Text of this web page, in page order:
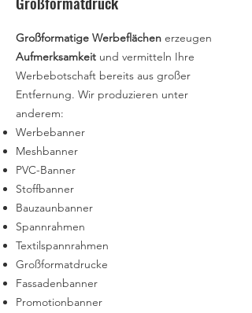
Großformatige Werbeflächen erzeugen
Aufmerksamkeit und vermitteln Ihre
Werbebotschaft bereits aus großer
Entfernung. Wir produzieren unter
anderem:
Werbebanner
Meshbanner
PVC-Banner
Stoffbanner
Bauzaunbanner
Spannrahmen
Textilspannrahmen
Großformatdrucke
Fassadenbanner
Promotionbanner